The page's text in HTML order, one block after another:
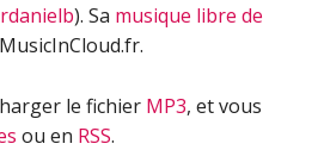
). Sa musique libre de
le fichier MP3, et vous
ou en RSS.